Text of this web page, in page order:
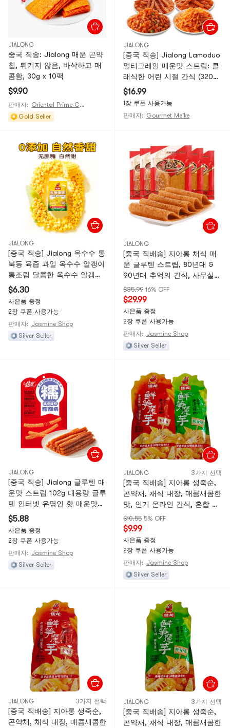
JIALONG
중국 직송: Jialong 매운 곤약
칩, 튀기지 않음, 바삭하고 매
콤함, 30g x 10팩
$9.90
판매자:
Oriental Prime Choices
Gold Seller
JIALONG
[중국 직송] Jialong Lamoduo
멀티그레인 매운맛 스트립: 클
래식한 어린 시절 간식 (320g
x 1 봉지, 20개입)
$16.99
1장 쿠폰 사용가능
판매자: Gourmet Meike
JIALONG
[중국 직송] Jialong 옥수수 통
북동 육즙 과일 옥수수 알갱이
통조림 달콤한 옥수수 알갱이
아침 간식 36g*3 봉지
$6.30
사은품 증정
2장 쿠폰 사용가능
판매자: Jasmine Shop
Silver Seller
JIALONG
[중국 직배송] 지아롱 채식 매
운 글루텐 스트립, 80년대 &
90년대 추억의 간식, 사무실
간식, 128g*5 대용량 봉지
$35.99 16% OFF
$29.99
사은품 증정
2장 쿠폰 사용가능
판매자: Jasmine Shop
Silver Seller
JIALONG
[중국 직송] Jialong 글루텐 매
운맛 스트립 102g 대용량 글루
텐 인터넷 유명인 핫 매운맛
스트립 기숙사 매운 간식 추억
간식 102g*1팩
$5.88
사은품 증정
2장 쿠폰 사용가능
판매자: Jasmine Shop
Silver Seller
JIALONG 3가지 선택
[중국 직배송] 지아롱 생죽순,
곤약채, 채식 내장, 매콤새콤한
맛, 인기 온라인 간식, 혼합 맛,
20g*10팩
$10.55 5% OFF
$9.99
사은품 증정
2장 쿠폰 사용가능
판매자: Jasmine Shop
Silver Seller
JIALONG 3가지 선택
[중국 직배송] 지아롱 생죽순,
곤약채, 채식 내장, 매콤새콤한
JIALONG 3가지 선택
[중국 직배송] 지아롱 생죽순,
곤약채, 채식 내장, 매콤새콤한